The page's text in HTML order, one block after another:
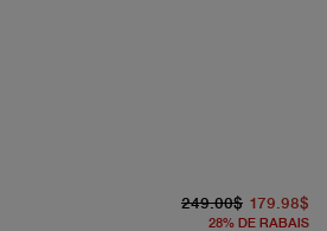
249.00$ 179.98$
28% DE RABAIS